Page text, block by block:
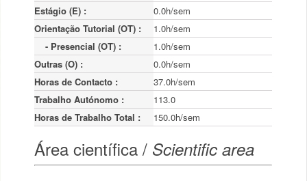
Estágio (E) :
0.0h/sem
Orientação Tutorial (OT) :
1.0h/sem
    - Presencial (OT) :
1.0h/sem
Outras (O) :
0.0h/sem
Horas de Contacto :
37.0h/sem
Trabalho Autónomo :
113.0
Horas de Trabalho Total :
150.0h/sem
Área científica / Scientific area